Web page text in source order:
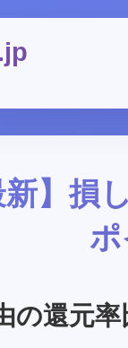
新】
ポ
の還元